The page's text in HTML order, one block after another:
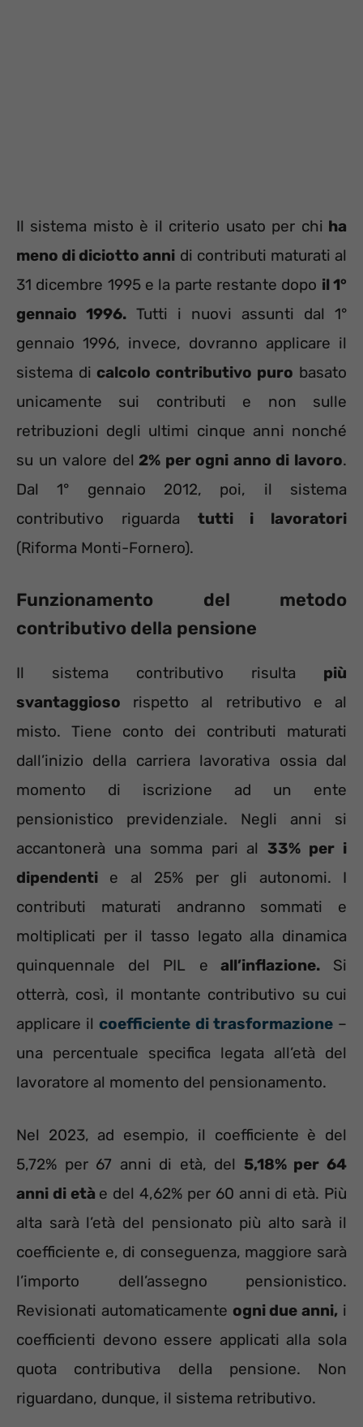
Il sistema misto è il criterio usato per chi ha
meno di diciotto anni di contributi maturati al
31 dicembre 1995 e la parte restante dopo il 1°
gennaio 1996. Tutti i nuovi assunti dal 1°
gennaio 1996, invece, dovranno applicare il
sistema di calcolo contributivo puro basato
unicamente sui contributi e non sulle
retribuzioni degli ultimi cinque anni nonché
su un valore del 2% per ogni anno di lavoro.
Dal 1° gennaio 2012, poi, il sistema
contributivo riguarda tutti i lavoratori
(Riforma Monti-Fornero).
Funzionamento del metodo
contributivo della pensione
Il sistema contributivo risulta più
svantaggioso rispetto al retributivo e al
misto. Tiene conto dei contributi maturati
dall’inizio della carriera lavorativa ossia dal
momento di iscrizione ad un ente
pensionistico previdenziale. Negli anni si
accantonerà una somma pari al33% per i
dipendenti e al 25% per gli autonomi. I
contributi maturati andranno sommati e
moltiplicati per il tasso legato alla dinamica
quinquennale del PIL e all’inflazione.Si
otterrà, così, il montante contributivo su cui
applicare ilcoefficiente di trasformazione –
una percentuale specifica legata all’età del
lavoratore al momento del pensionamento.
Nel 2023, ad esempio, il coefficiente è del
5,72% per 67 anni di età, del 5,18% per 64
anni di età e del 4,62% per 60 anni di età. Più
alta sarà l’età del pensionato più alto sarà il
coefficiente e, di conseguenza, maggiore sarà
l’importo dell’assegno pensionistico.
Revisionati automaticamente ogni due anni, i
coefficienti devono essere applicati alla sola
quota contributiva della pensione. Non
riguardano, dunque, il sistema retributivo.